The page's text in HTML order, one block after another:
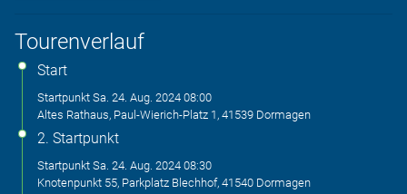
Tourenverlauf
Start
Startpunkt Sa. 24. Aug. 2024 08:00
Altes Rathaus, Paul-Wierich-Platz 1, 41539 Dormagen
2. Startpunkt
Startpunkt Sa. 24. Aug. 2024 08:30
Knotenpunkt 55, Parkplatz Blechhof, 41540 Dormagen